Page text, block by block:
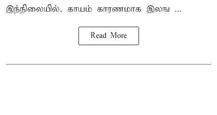
இந்நிலையில், காயம் காரணமாக இலங ...
Read More